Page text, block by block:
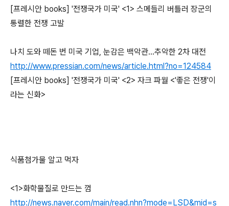
[프레시안 books] '전쟁국가 미국' <1> 스메들리 버틀러 장군의
통렬한 전쟁 고발
나치 도와 떼돈 번 미국 기업, 눈감은 백악관…추악한 2차 대전
http://www.pressian.com/news/article.html?no=124584
[프레시안 books] '전쟁국가 미국' <2> 자크 파월 <'좋은 전쟁'이
라는 신화>
식품첨가물 알고 먹자
<1>화학물질로 만드는 껌
http://news.naver.com/main/read.nhn?mode=LSD&mid=s